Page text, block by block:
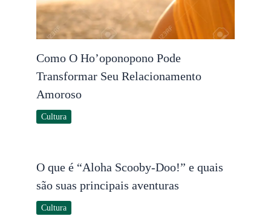
Como O Ho’oponopono Pode
Transformar Seu Relacionamento
Amoroso
Cultura
O que é “Aloha Scooby-Doo!” e quais
são suas principais aventuras
Cultura